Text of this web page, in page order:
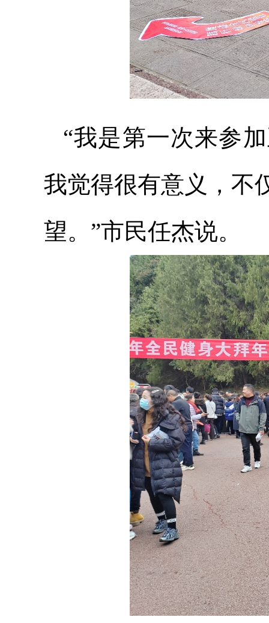
“我是第一次来参
我觉得很有意义，不
望。”市民任杰说。